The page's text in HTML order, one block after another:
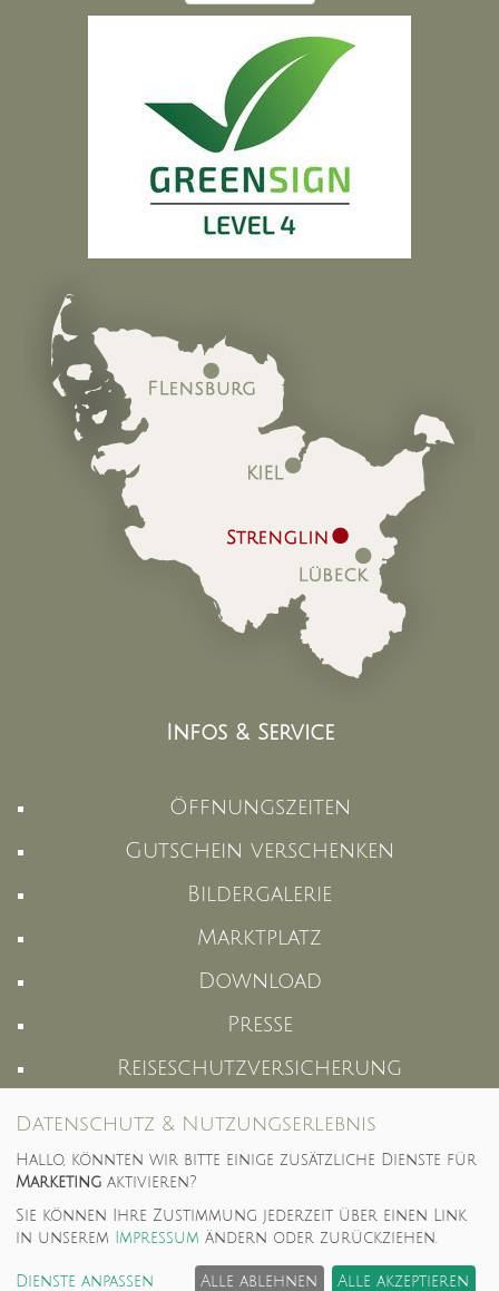
Infos & Service
Öffnungszeiten
Gutschein verschenken
Bildergalerie
Marktplatz
Download
Presse
Reiseschutzversicherung
IMPRESSUM
© 2016 Landhotel & Restaurant Strengliner Mühle
Datenschutz & Nutzungserlebnis
Hallo, könnten wir bitte einige zusätzliche Dienste für
Marketing aktivieren?
Sie können Ihre Zustimmung jederzeit über einen Link
in unserem
Impressum ändern oder zurückziehen.
Dienste anpassen Alle ablehnen Alle akzeptieren